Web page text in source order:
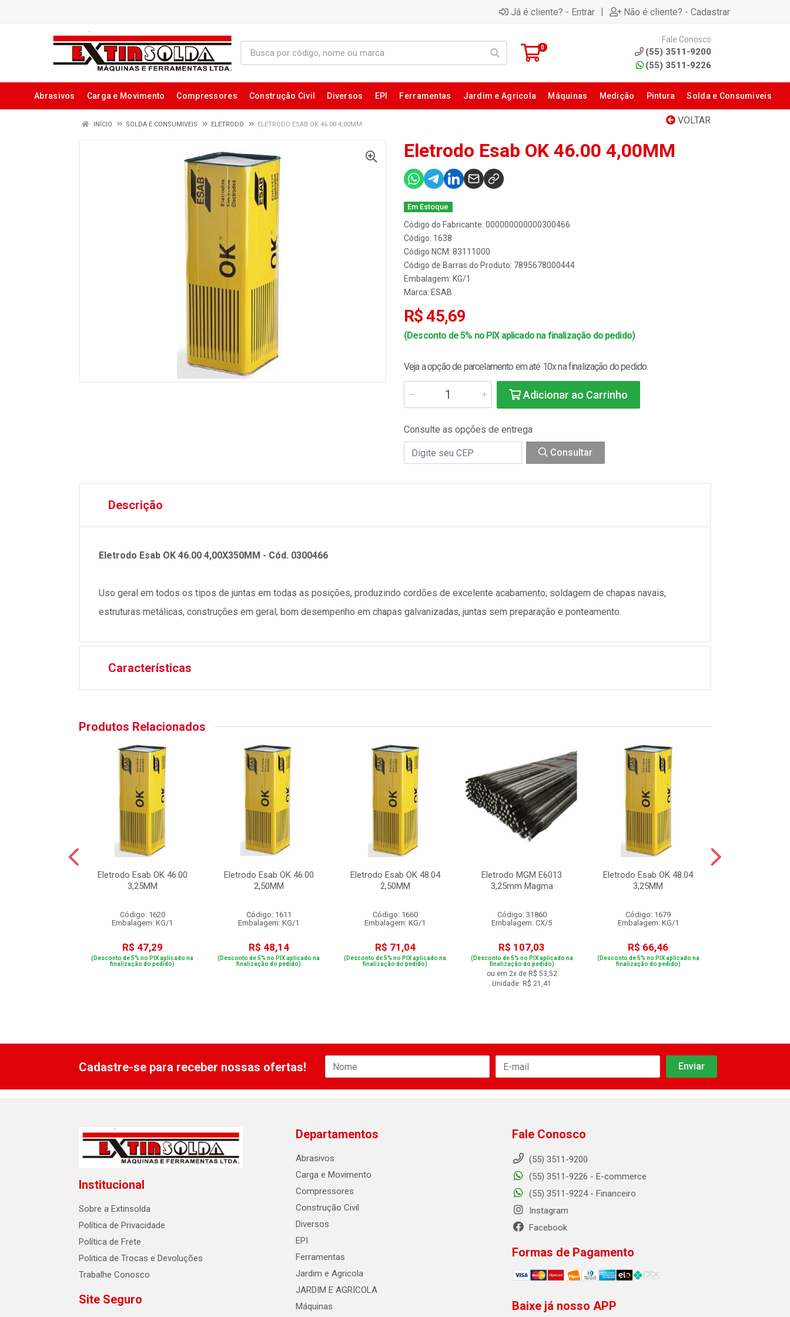
Já é cliente? - Entrar | Não é cliente? - Cadastrar
0
Fale Conosco
(55) 3511-9200
(55) 3511-9226
Abrasivos Carga e Movimento Compressores Construção Civil Diversos EPI Ferramentas Jardim e Agricola Máquinas Medição Pintura Solda e Consumiveis
VOLTAR
INÍCIO SOLDA E CONSUMIVEIS ELETRODO ELETRODO ESAB OK 46.00 4,00MM
Eletrodo Esab OK 46.00 4,00MM
Em Estoque
Código do Fabricante: 000000000000300466
Código: 1638
Código NCM: 83111000
Código de Barras do Produto: 7895678000444
Embalagem: KG/1
Marca: ESAB
R$ 45,69
(Desconto de 5% no PIX aplicado na finalização do pedido)
Veja a opção de parcelamento em até 10x na finalização do pedido.
Adicionar ao Carrinho
Consulte as opções de entrega
Consultar
Descrição
Eletrodo Esab OK 46.00 4,00X350MM - Cód. 0300466
Uso geral em todos os tipos de juntas em todas as posições, produzindo cordões de excelente acabamento; soldagem de chapas navais,
estruturas metálicas, construções em geral; bom desempenho em chapas galvanizadas, juntas sem preparação e ponteamento.
Características
Produtos Relacionados
Eletrodo Esab OK 46.00
3,25MM
Código: 1620
Embalagem: KG/1
R$ 47,29
(Desconto de 5% no PIX aplicado na
finalização do pedido)
Eletrodo Esab OK 46.00
2,50MM
Código: 1611
Embalagem: KG/1
R$ 48,14
(Desconto de 5% no PIX aplicado na
finalização do pedido)
Eletrodo Esab OK 48.04
2,50MM
Código: 1660
Embalagem: KG/1
R$ 71,04
(Desconto de 5% no PIX aplicado na
finalização do pedido)
Eletrodo MGM E6013
3,25mm Magma
Código: 31860
Embalagem: CX/5
R$ 107,03
(Desconto de 5% no PIX aplicado na
finalização do pedido)
ou em 2x de R$ 53,52
Unidade: R$ 21,41
Eletrodo Esab OK 48.04
3,25MM
Código: 1679
Embalagem: KG/1
R$ 66,46
(Desconto de 5% no PIX aplicado na
finalização do pedido)
Cadastre-se para receber nossas ofertas!
Institucional
Sobre a Extinsolda
Política de Privacidade
Política de Frete
Politica de Trocas e Devoluções
Trabalhe Conosco
Site Seguro
Departamentos
Abrasivos
Carga e Movimento
Compressores
Construção Civil
Diversos
EPI
Ferramentas
Jardim e Agricola
JARDIM E AGRICOLA
Máquinas
Fale Conosco
(55) 3511-9200
(55) 3511-9226 - E-commerce
(55) 3511-9224 - Financeiro
Instagram
Facebook
Formas de Pagamento
Baixe já nosso APP